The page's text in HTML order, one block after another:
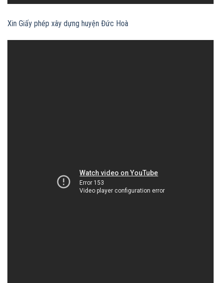
Xin Giấy phép xây dựng huyện Đức Hoà